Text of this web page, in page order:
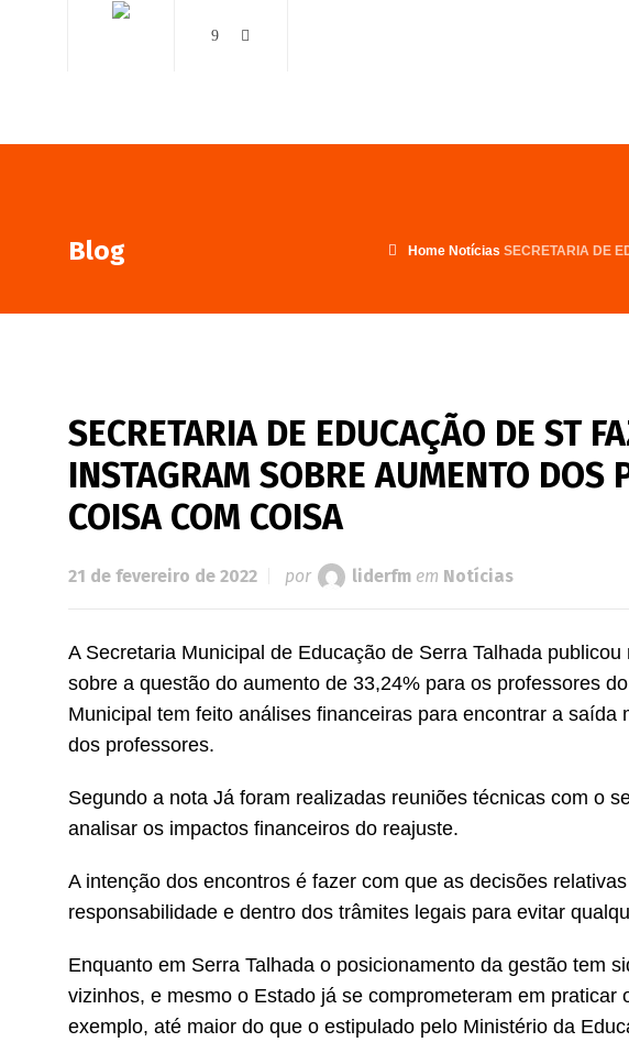
Blog Home Notícias SECRETARIA DE
SECRETARIA DE EDUCAÇÃO DE ST
INSTAGRAM SOBRE AUMENTO DOS
COISA COM COISA
21 de fevereiro de 2022 por liderfm em Notícias
A Secretaria Municipal de Educação de Serra Talhada
sobre a questão do aumento de 33,24% para os professores
Municipal tem feito análises financeiras para encontrar a saída
dos professores.
Segundo a nota Já foram realizadas reuniões técnicas com o
analisar os impactos financeiros do reajuste.
A intenção dos encontros é fazer com que as decisões
responsabilidade e dentro dos trâmites legais para evitar
Enquanto em Serra Talhada o posicionamento da gestão tem
vizinhos, e mesmo o Estado já se comprometeram em
exemplo, até maior do que o estipulado pelo Ministério da